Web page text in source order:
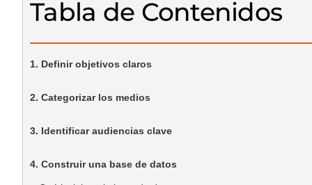
Tabla de Contenidos
1. Definir objetivos claros
2. Categorizar los medios
3. Identificar audiencias clave
4. Construir una base de datos